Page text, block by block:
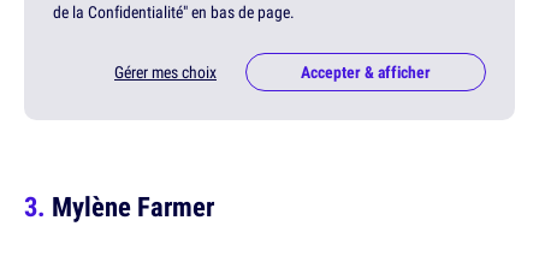
de la Confidentialité" en bas de page.
Gérer mes choix Accepter & afficher
Mylène Farmer